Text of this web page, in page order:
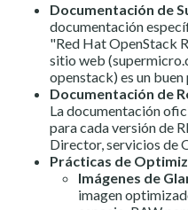
Documentación de
documentación
"Red Hat OpenStack
sitio web (
openstack) es un
Documentación de
La documentación
para cada versión de
Director, servicios de
Prácticas de
Imágenes de
imagen